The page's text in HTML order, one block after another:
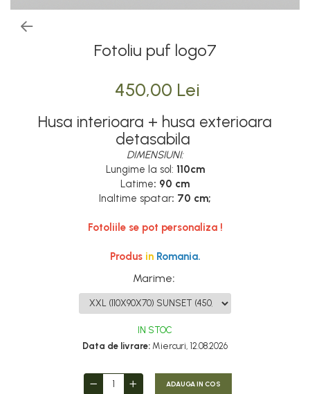
Fotoliu puf logo7
450,00 Lei
Husa interioara + husa exterioara
detasabila
DIMENSIUNI:
Lungime la sol: 110cm
Latime: 90 cm
Inaltime spatar: 70 cm;
Fotoliile se pot personaliza !
Produsin Romania.
Marime:
IN STOC
Data de livrare: Miercuri, 12.08.2026
ADAUGA IN COS